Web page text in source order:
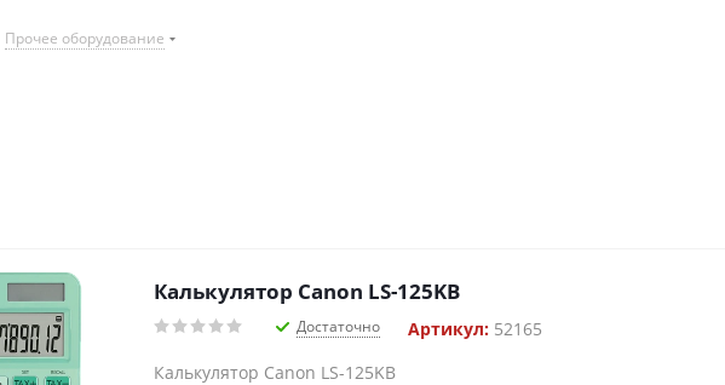
Прочее оборудование
Калькулятор Canon LS-125KB
Достаточно Артикул: 52165
Калькулятор Canon LS-125KB